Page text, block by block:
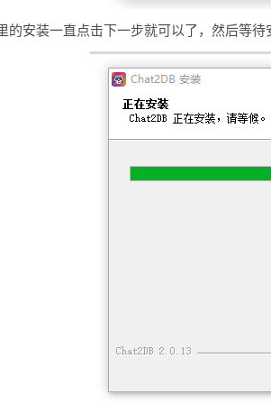
的安装一直点击下一步就可以了，然后等待